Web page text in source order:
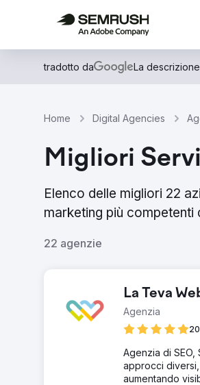
tradotto da La
Home Digital Agencies
Migliori
Elenco delle migliori 22
marketing più
22 agenzie
La Teva
Agenzia
Agenzia di
approcci
aumentando